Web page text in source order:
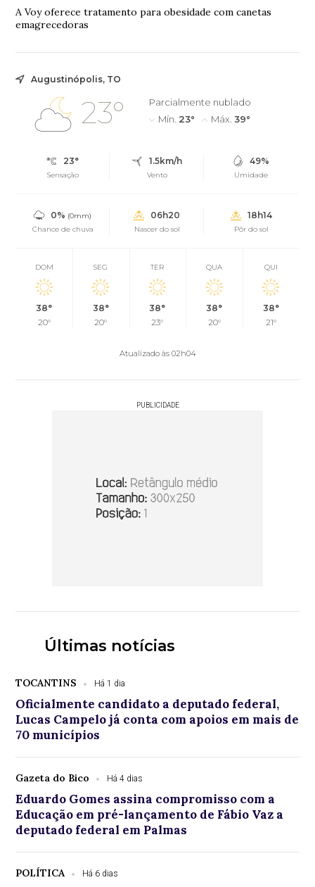
A Voy oferece tratamento para obesidade com canetas
emagrecedoras
Augustinópolis, TO
23°
Parcialmente nublado
Mín. 23° Máx. 39°
23°
Sensação
1.5km/h
Vento
49%
Umidade
0% (0mm)
Chance de chuva
06h20
Nascer do sol
18h14
Pôr do sol
DOM
38°
20°
SEG
38°
20°
TER
38°
23°
QUA
38°
20°
QUI
38°
21°
Atualizado às 02h04
PUBLICIDADE
Últimas notícias
TOCANTINS Há 1 dia
Oficialmente candidato a deputado federal,
Lucas Campelo já conta com apoios em mais de
70 municípios
Gazeta do Bico Há 4 dias
Eduardo Gomes assina compromisso com a
Educação em pré-lançamento de Fábio Vaz a
deputado federal em Palmas
POLÍTICA Há 6 dias